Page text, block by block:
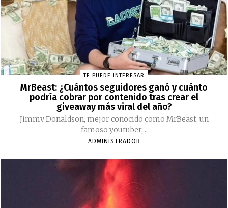
TE PUEDE INTERESAR
MrBeast: ¿Cuántos seguidores ganó y cuánto
podría cobrar por contenido tras crear el
giveaway más viral del año?
Jimmy Donaldson, mejor conocido como MrBeast, un
famoso youtuber,...
ADMINISTRADOR